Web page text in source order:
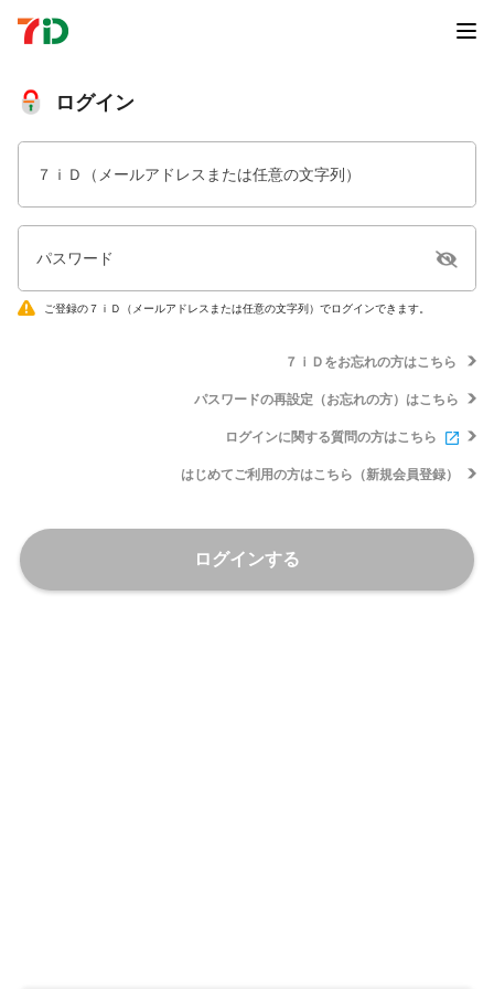
ログイン
７ｉＤ（メールアドレスまたは任意の文字列）
パスワード
ご登録の７ｉＤ（メールアドレスまたは任意の文字列）でログインできます。
７ｉＤをお忘れの方はこちら
パスワードの再設定（お忘れの方）はこちら
ログインに関する質問の方はこちら
はじめてご利用の方はこちら（新規会員登録）
ログインする